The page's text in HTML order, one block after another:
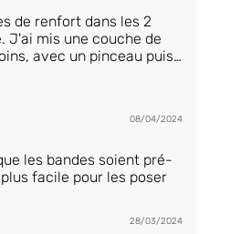
de renfort dans les 2
J'ai mis une couche de
avec un pinceau puis
dessus, et remis
08/04/2024
les bandes soient pré-
facile pour les poser
28/03/2024